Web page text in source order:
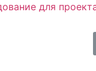
для